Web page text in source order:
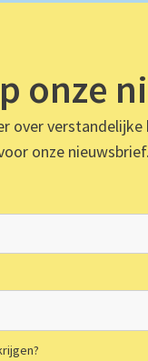
onze
over
onze nieuwsbrief.